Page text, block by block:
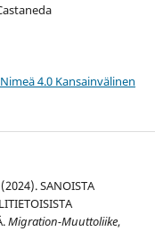
4.0 Kansainvälinen
SANOISTA
Migration-Muuttoliike,